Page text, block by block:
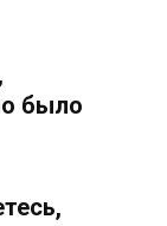
было